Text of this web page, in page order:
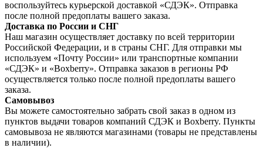
воспользуйтесь курьерской доставкой «СДЭК». Отправка
после полной предоплаты вашего заказа.
Доставка по России и СНГ
Наш магазин осуществляет доставку по всей территории
Российской Федерации, и в страны СНГ. Для отправки мы
используем «Почту России» или транспортные компании
«СДЭК» и «Boxberry». Отправка заказов в регионы РФ
осуществляется только после полной предоплаты вашего
заказа.
Самовывоз
Вы можете самостоятельно забрать свой заказ в одном из
пунктов выдачи товаров компаний СДЭК и Boxberry. Пункты
самовывоза не являются магазинами (товары не представлены
в наличии).